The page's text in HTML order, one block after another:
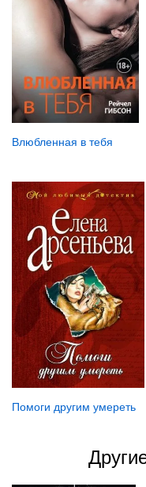
Влюбленная в тебя
Помоги другим умереть